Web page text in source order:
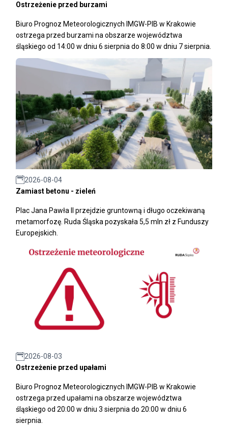
Ostrzeżenie przed burzami
Biuro Prognoz Meteorologicznych IMGW-PIB w Krakowie
ostrzega przed burzami na obszarze województwa
śląskiego od 14:00 w dniu 6 sierpnia do 8:00 w dniu 7 sierpnia.
2026-08-04
Zamiast betonu - zieleń
Plac Jana Pawła II przejdzie gruntowną i długo oczekiwaną
metamorfozę. Ruda Śląska pozyskała 5,5 mln zł z Funduszy
Europejskich.
2026-08-03
Ostrzeżenie przed upałami
Biuro Prognoz Meteorologicznych IMGW-PIB w Krakowie
ostrzega przed upałami na obszarze województwa
śląskiego od 20:00 w dniu 3 sierpnia do 20:00 w dniu 6
sierpnia.